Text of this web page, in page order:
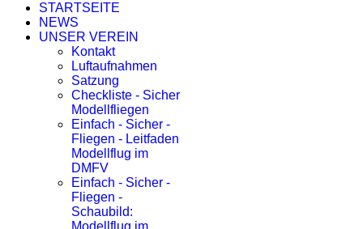
STARTSEITE
NEWS
UNSER VEREIN
Kontakt
Luftaufnahmen
Satzung
Checkliste - Sicher
Modellfliegen
Einfach - Sicher -
Fliegen - Leitfaden
Modellflug im
DMFV
Einfach - Sicher -
Fliegen -
Schaubild:
Modellflug im